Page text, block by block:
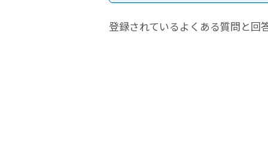
登録されているよくある質問と回